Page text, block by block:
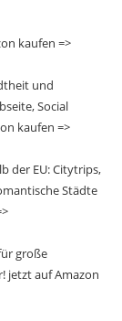
kaufen =>
und
Social
kaufen =>
der EU: Citytrips,
Städte
große
jetzt auf Amazon